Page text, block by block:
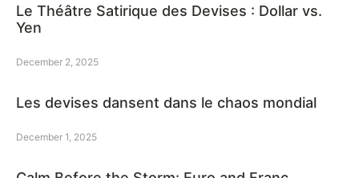
Le Théâtre Satirique des Devises : Dollar vs.
Yen
December 2, 2025
Les devises dansent dans le chaos mondial
December 1, 2025